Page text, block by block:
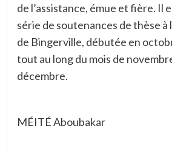
de l’assistance, émue et fière. Il
série de soutenances de thèse à
de Bingerville, débutée en
tout au long du mois de
décembre.
MÉITÉ Aboubakar